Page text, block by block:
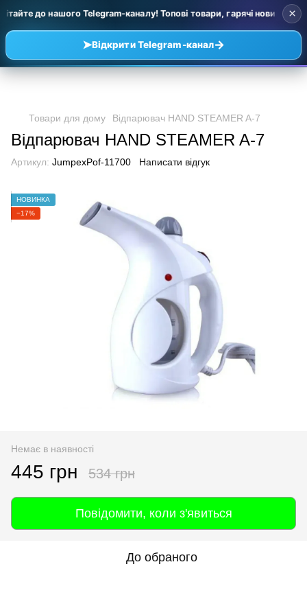
до нашого Telegram-каналу! Топові товари, гарячі новинки та
➤Відкрити Telegram-канал→
×
Товари для дому Відпарювач HAND STEAMER A-7
Відпарювач HAND STEAMER A-7
Артикул: JumpexPof-11700 Написати відгук
НОВИНКА
−17%
Немає в наявності
445 грн 534 грн
Повідомити, коли з'явиться
До обраного